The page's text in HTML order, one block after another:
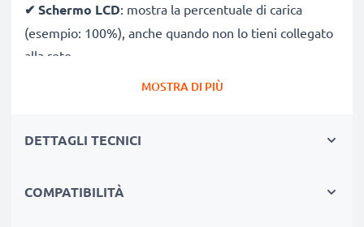
✔ Schermo LCD: mostra la percentuale di carica
(esempio: 100%), anche quando non lo tieni collegato
alla rete
: 100V–250V input
✔ Ricarica intelligente
longevità
MOSTRA DI PIÙ
DETTAGLI TECNICI
COMPATIBILITÀ